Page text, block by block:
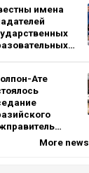
имена
Ате
More news